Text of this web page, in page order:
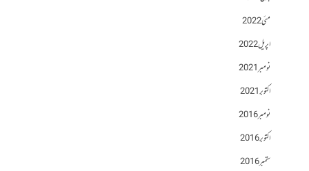
مئی 2022
اپریل 2022
نومبر 2021
اکتوبر 2021
نومبر 2016
اکتوبر 2016
ستمبر 2016